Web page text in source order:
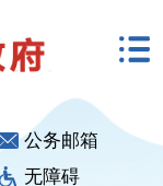
公务邮箱
无障碍